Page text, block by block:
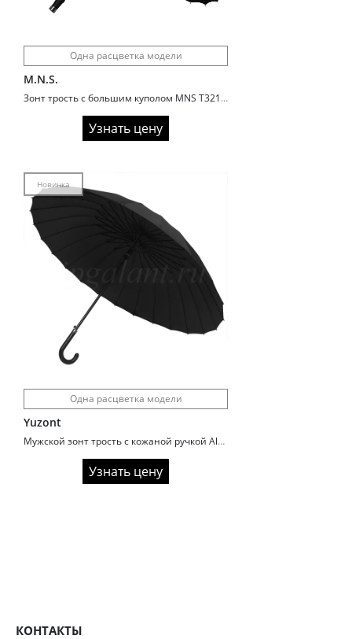
Одна расцветка модели
M.N.S.
Зонт трость с большим куполом MNS T321 черный
Узнать цену
Новинка
Одна расцветка модели
Yuzont
Мужской зонт трость с кожаной ручкой Almas 430
Узнать цену
КОНТАКТЫ